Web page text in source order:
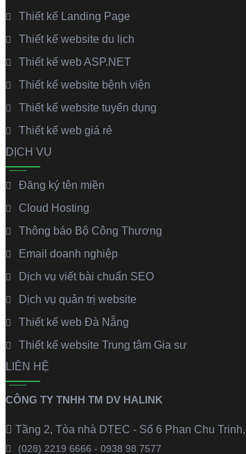
Thiết kế Landing Page
Thiết kế website du lịch
Thiết kế web ASP.NET
Thiết kế website bệnh viện
Thiết kế website tuyển dụng
Thiết kế web giá rẻ
DỊCH VỤ
Đăng ký tên miền
Cloud Hosting
Thông báo Bộ Công Thương
Email doanh nghiệp
Dịch vụ viết bài chuẩn SEO
Dịch vụ quản trị website
Thiết kế web Đà Nẵng
Thiết kế website Trung tâm Gia sư
LIÊN HỆ
CÔNG TY TNHH TM DV HALINK
Tầng 2, Tòa nhà DTEC - Số 6 Phan Chu
(028) 2219 6666 - 0938 98 7577